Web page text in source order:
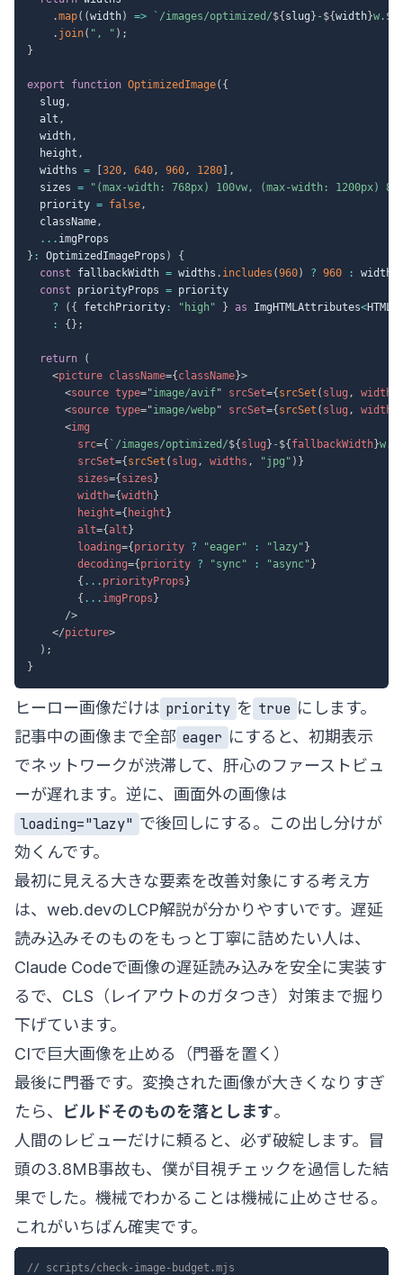
.map( (width) => ` /images/optimized/${ slug } - ${width}w. ${
. join( ", " ) ;
}
export function OptimizedImage( {
  slug
,
  alt
,
  width
,
  height
,
  widths
= 320, 640, 960, 1280
,
  sizes
=
"(max-width: 768px) 100vw, (max-width: 1200px)
  priority
= false,
  className
,
...
} : OptimizedImageProps )
{
const fallbackWidth = widths . includes (960) ? 960 : widths
const priorityProps = priority
?
( { fetchPriority : "high" } as ImgHTMLAttributes<
:
{ } ;
return
(
<picture className={ className}>
<source type="image/avif" srcSet={ srcSet ( slug , widths
<source type="image/webp" srcSet={ srcSet ( slug , widths
<img
src={ ` /images/optimized/${ slug } - ${ fallbackWidth}
srcSet={ srcSet ( slug , widths , "jpg" ) }
sizes={ sizes }
width={width}
height={ height }
alt={alt }
loading={ priority ? "eager" : "lazy" }
decoding={ priority ? "sync" : "async" }
{ ... priorityProps }
{ ... imgProps }
/>
</picture>
) ;
}
ヒーロー画像だけは priority を true にします。
記事中の画像まで全部 eager にすると、初期表示
でネットワークが渋滞して、肝心のファーストビュ
ーが遅れます。逆に、画面外の画像は
loading="lazy" で後回しにする。この出し分けが
効くんです。
最初に見える大きな要素を改善対象にする考え方
は、 web.devのLCP解説が分かりやすいです。遅延
読み込みそのものをもっと丁寧に詰めたい人は、
Claude Codeで画像の遅延読み込みを安全に実装す
るで、CLS（レイアウトのガタつき）対策まで掘り
下げています。
CIで巨大画像を止める（門番を置く）
最後に門番です。変換された画像が大きくなりすぎ
たら、 ビルドそのものを落とします。
人間のレビューだけに頼ると、必ず破綻します。冒
頭の3.8MB事故も、僕が目視チェックを過信した結
果でした。機械でわかることは機械に止めさせる。
これがいちばん確実です。
// scripts/check-image-budget.mjs